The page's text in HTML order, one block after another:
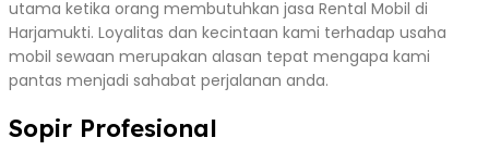
utama ketika orang membutuhkan jasa Rental Mobil di
Harjamukti. Loyalitas dan kecintaan kami terhadap usaha
mobil sewaan merupakan alasan tepat mengapa kami
pantas menjadi sahabat perjalanan anda.
Sopir Profesional